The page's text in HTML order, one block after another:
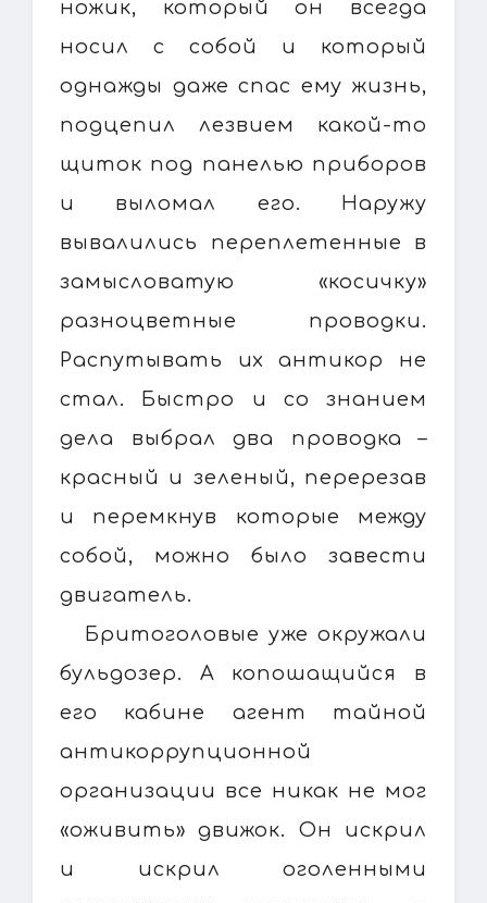
ножик, который он всегда
носил с собой и который
однажды даже спас ему жизнь,
подцепил лезвием какой-то
щиток под панелью приборов
и выломал его. Наружу
вывалились переплетенные в
замысловатую «косичку»
разноцветные проводки.
Распутывать их антикор не
стал. Быстро и со знанием
дела выбрал два проводка –
красный и зеленый, перерезав
и перемкнув которые между
собой, можно было завести
двигатель.
Бритоголовые уже окружали
бульдозер. А копошащийся в
его кабине агент тайной
антикоррупционной
организации все никак не мог
«оживить» движок. Он искрил
и искрил оголенными